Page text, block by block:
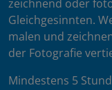
zeichnend oder
Gleichgesinnten.
malen und
der Fotografie
Mindestens 5